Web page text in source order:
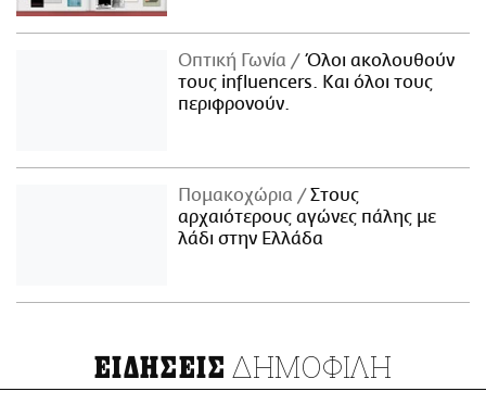
Οπτική Γωνία
Όλοι ακολουθούν
τους influencers. Και όλοι τους
περιφρονούν.
Πομακοχώρια
Στους
αρχαιότερους αγώνες πάλης με
λάδι στην Ελλάδα
ΕΙΔΗΣΕΙΣ ΔΗΜΟΦΙΛΗ